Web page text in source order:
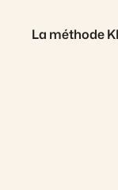
La méthode